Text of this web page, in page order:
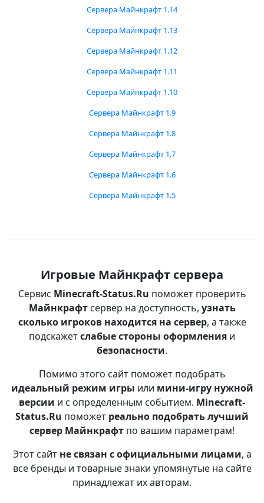
Сервера Майнкрафт 1.14
Сервера Майнкрафт 1.13
Сервера Майнкрафт 1.12
Сервера Майнкрафт 1.11
Сервера Майнкрафт 1.10
Сервера Майнкрафт 1.9
Сервера Майнкрафт 1.8
Сервера Майнкрафт 1.7
Сервера Майнкрафт 1.6
Сервера Майнкрафт 1.5
Игровые Майнкрафт сервера
Сервис Minecraft-Status.Ru поможет проверить
Майнкрафтсервер на доступность, узнать
сколько игроков находится на сервер, а также
подскажетслабые стороны оформления и
безопасности.
Помимо этого сайт поможет подобрать
идеальный режим игры или мини-игру нужной
версии и с определенным событием. Minecraft-
Status.Ru поможет реально подобрать лучший
сервер Майнкрафт по вашим параметрам!
Этот сайт не связан с официальными лицами, а
все бренды и товарные знаки упомянутые на сайте
принадлежат их авторам.